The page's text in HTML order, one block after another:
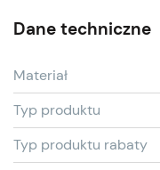
Dane techniczne
Materiał
Typ produktu
Typ produktu rabaty